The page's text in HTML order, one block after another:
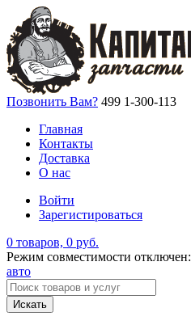
Позвонить Вам? 499 1-300-113
Главная
Контакты
Доставка
О нас
Войти
Зарегистироваться
0 товаров, 0 руб.
Режим совместимости отключен:
авто
Искать